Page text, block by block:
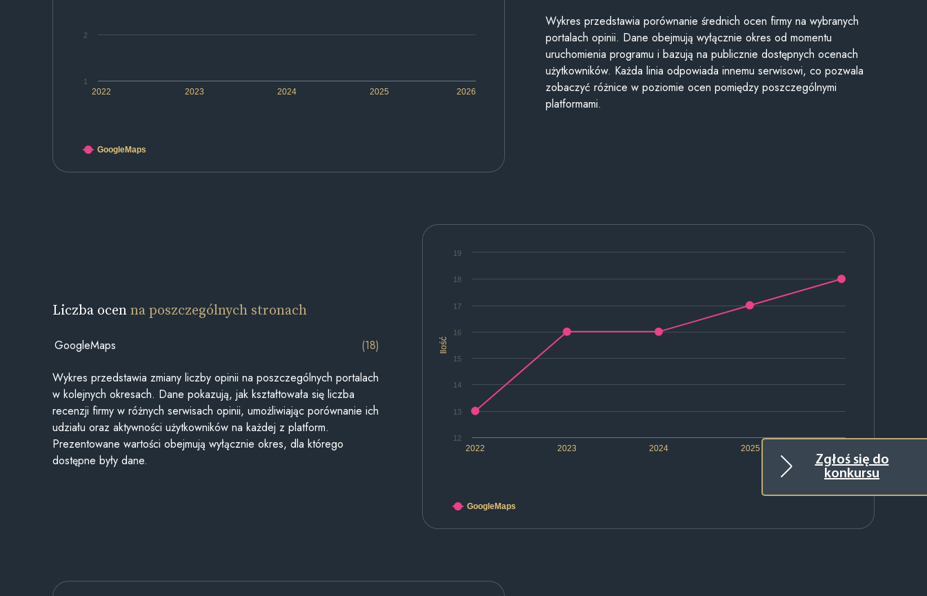
Zgłoś się do
konkursu
2022 2023 2024 2025 2026
1
2
GoogleMaps
Wykres przedstawia porównanie średnich ocen firmy na wybranych
portalach opinii. Dane obejmują wyłącznie okres od momentu
uruchomienia programu i bazują na publicznie dostępnych ocenach
użytkowników. Każda linia odpowiada innemu serwisowi, co pozwala
zobaczyć różnice w poziomie ocen pomiędzy poszczególnymi
platformami.
Ilość
2022 2023 2024 2025
12
13
14
15
16
17
18
19
GoogleMaps
Liczba ocenna poszczególnych stronach
GoogleMaps (18)
Wykres przedstawia zmiany liczby opinii na poszczególnych portalach
w kolejnych okresach. Dane pokazują, jak kształtowała się liczba
recenzji firmy w różnych serwisach opinii, umożliwiając porównanie ich
udziału oraz aktywności użytkowników na każdej z platform.
Prezentowane wartości obejmują wyłącznie okres, dla którego
dostępne były dane.